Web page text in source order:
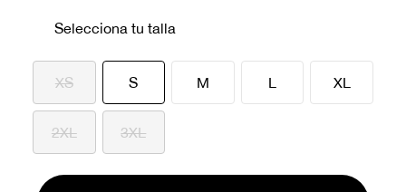
Selecciona tu talla
XS Sseleccionado
M L XL
2XL 3XL